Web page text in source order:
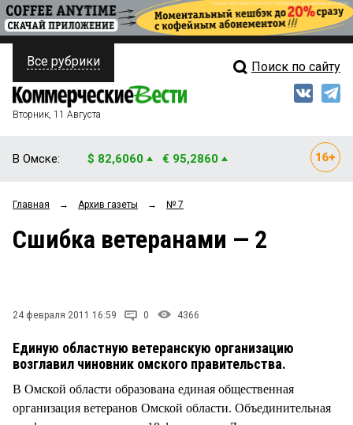
ПОЛИТИКА
ФИНАНСЫ
ОБЩЕСТВО
ЗАКОН
ПРОИСШЕСТВИЯ
СТИЛЬ ЖИЗНИ
Свежий выпуск
Рейтинги
Все рубрики Поиск по сайту
Вторник, 11 Августа
В Омске: $ 82,6060 € 95,2860
Главная → Архив газеты → № 7
Сшибка ветеранами — 2
24 февраля 2011 16:59 0 4366
Единую областную ветеранскую организацию
возглавил чиновник омского правительства.
В Омской области образована единая общественная
организация ветеранов Омской области. Объединительная